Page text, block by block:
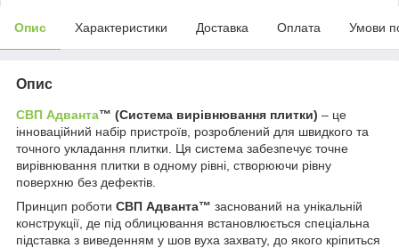
Опис Характеристики Доставка Оплата Умови
Опис
СВП Адванта™ (Система вирівнювання плитки) – це
інноваційний набір пристроїв, розроблений для швидкого та
точного укладання плитки. Ця система забезпечує точне
вирівнювання плитки в одному рівні, створюючи рівну
поверхню без дефектів.
Принцип роботи СВП Адванта™ заснований на унікальній
конструкції, де під облицювання встановлюється спеціальна
підставка з виведенням у шов вуха захвату, до якого кріпиться